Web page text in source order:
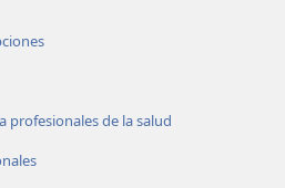
profesionales de la salud